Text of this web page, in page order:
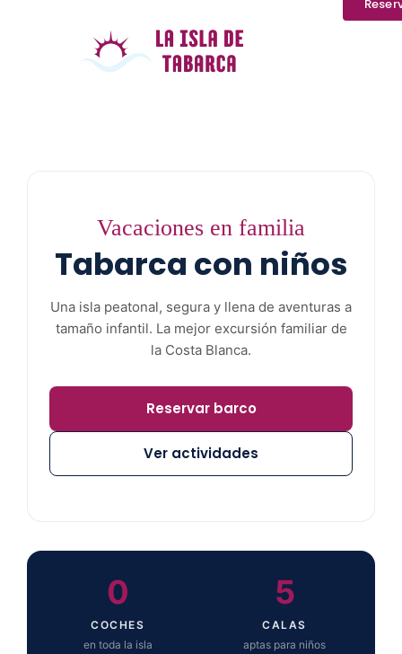
Vacaciones en familia
Tabarca con niños
Una isla peatonal, segura y llena de aventuras a
tamaño infantil. La mejor excursión familiar de
la Costa Blanca.
Reservar barco
Ver actividades
0
COCHES
en toda la isla
5
CALAS
aptas para niños